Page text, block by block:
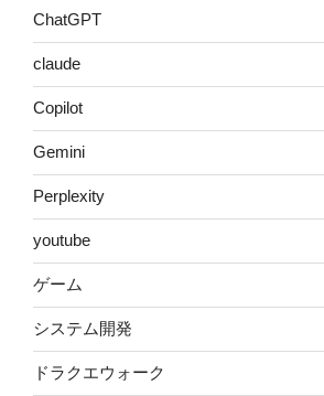
ChatGPT
claude
Copilot
Gemini
Perplexity
youtube
ゲーム
システム開発
ドラクエウォーク